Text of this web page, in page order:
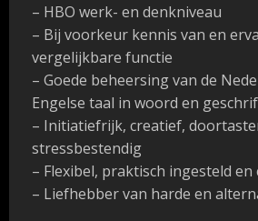
– HBO werk- en denkniveau
– Bij voorkeur kennis van en
vergelijkbare functie
– Goede beheersing van de
Engelse taal in woord en
– Initiatiefrijk, creatief,
stressbestendig
– Flexibel, praktisch ingesteld
– Liefhebber van harde en